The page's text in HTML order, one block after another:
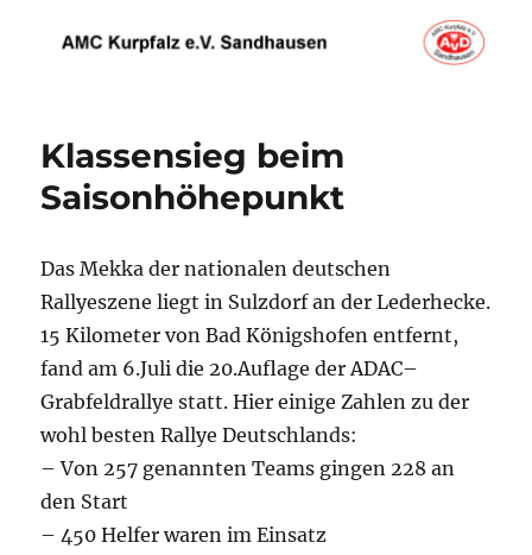
Klassensieg beim
Saisonhöhepunkt
Das Mekka der nationalen deutschen
Rallyeszene liegt in Sulzdorf an der Lederhecke.
15 Kilometer von Bad Königshofen entfernt,
fand am 6.Juli die 20.Auflage der ADAC–
Grabfeldrallye statt. Hier einige Zahlen zu der
wohl besten Rallye Deutschlands:
– Von 257 genannten Teams gingen 228 an
den Start
– 450 Helfer waren im Einsatz